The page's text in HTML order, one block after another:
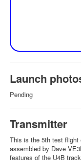
Launch
Pending
Transmitter
This is the 5th test flight
assembled by Dave
features of the U4B